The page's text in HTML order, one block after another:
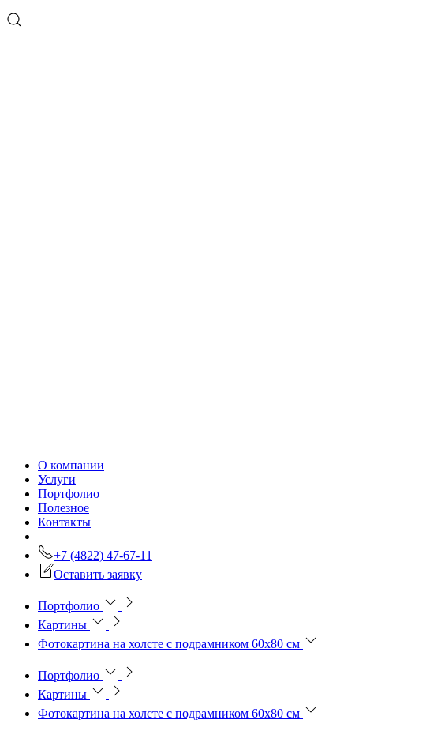
О компании
Услуги
Портфолио
Полезное
Контакты
+7 (4822) 47-67-11
Оставить заявку
Портфолио
Картины
Фотокартина на холсте с подрамником 60х80 см
Портфолио
Картины
Фотокартина на холсте с подрамником 60х80 см